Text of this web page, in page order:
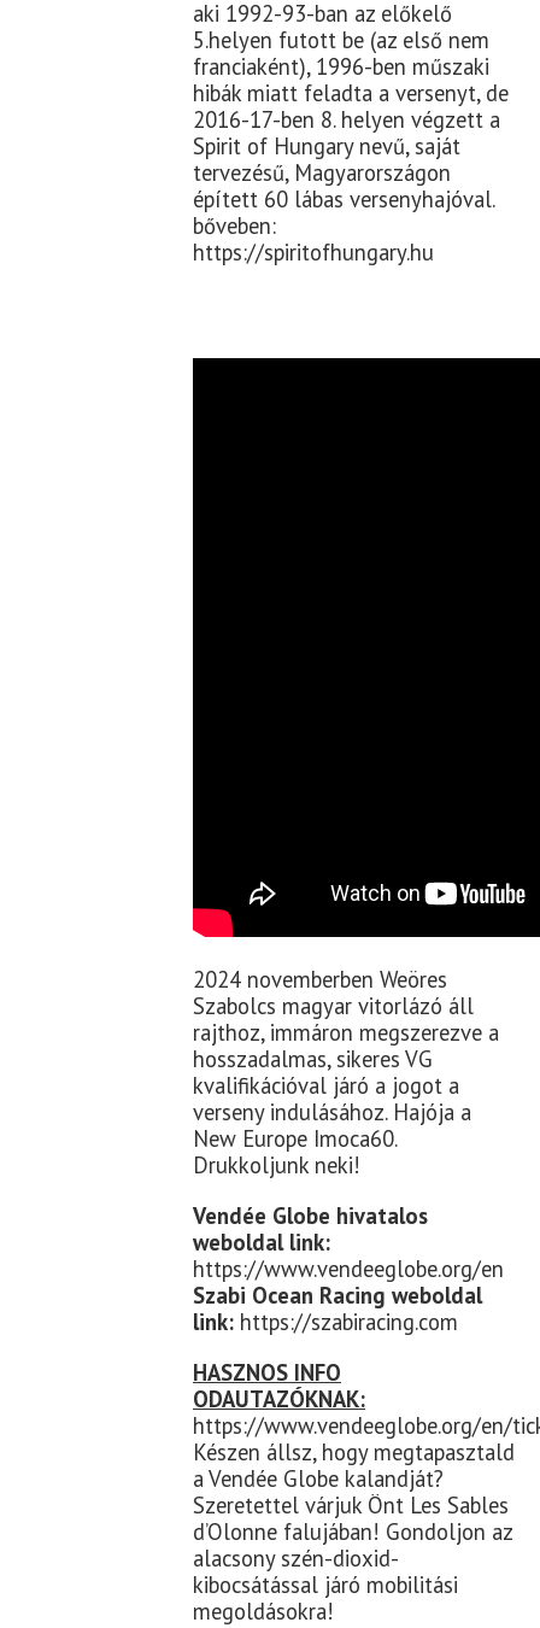
aki 1992-93-ban az előkelő
5.helyen futott be (az első nem
franciaként), 1996-ben műszaki
hibák miatt feladta a versenyt, de
2016-17-ben 8. helyen végzett a
Spirit of Hungary nevű, saját
tervezésű, Magyarországon
épített 60 lábas versenyhajóval.
bőveben:
https://spiritofhungary.hu
2024 novemberben Weöres
Szabolcs magyar vitorlázó áll
rajthoz, immáron megszerezve a
hosszadalmas, sikeres VG
kvalifikációval járó a jogot a
verseny indulásához. Hajója a
New Europe Imoca60.
Drukkoljunk neki!
Vendée Globe hivatalos
weboldal link:
https://www.vendeeglobe.org/en
Szabi Ocean Racing weboldal
link: https://szabiracing.com
HASZNOS INFO
ODAUTAZÓKNAK:
https://www.vendeeglobe.org/en/
Készen állsz, hogy megtapasztald
a Vendée Globe kalandját?
Szeretettel várjuk Önt Les Sables
d’Olonne falujában! Gondoljon az
alacsony szén-dioxid-
kibocsátással járó mobilitási
megoldásokra!